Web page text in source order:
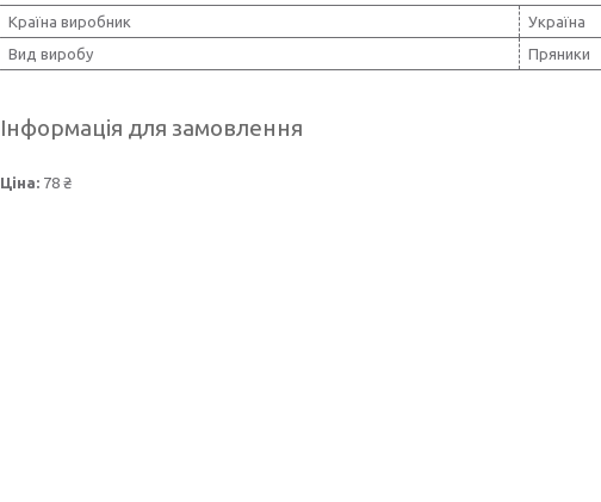
Країна виробник
Україна
Вид виробу
Пряники
Інформація для замовлення
Ціна: 78 ₴